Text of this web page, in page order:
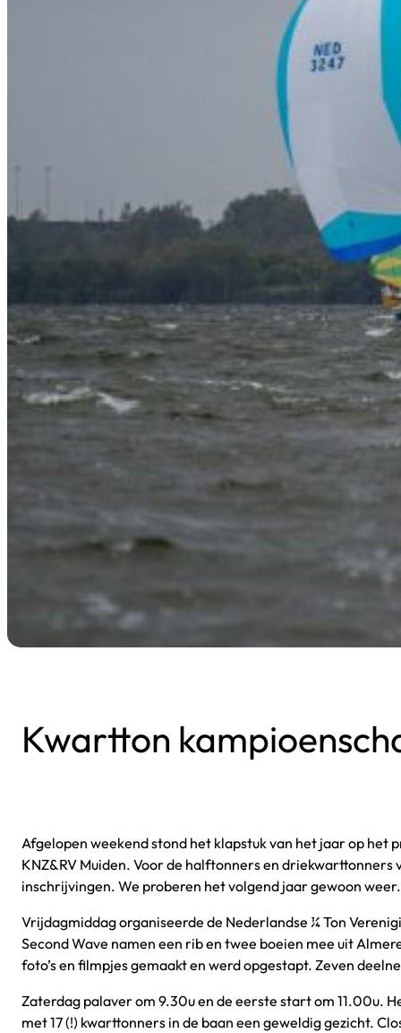
Kwartton
Afgelopen weekend stond het klapstuk van het jaar op
KNZ&RV Muiden. Voor de halftonners en
inschrijvingen. We proberen het volgend jaar gewoon weer.
Vrijdagmiddag organiseerde de Nederlandse ¼ Ton
Second Wave namen een rib en twee boeien mee uit
foto’s en filmpjes gemaakt en werd opgestapt. Zeven
Zaterdag palaver om 9.30u en de eerste start om 11.00u.
met 17 (!) kwarttonners in de baan een geweldig gezicht.